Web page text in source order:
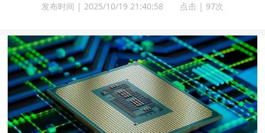
发布时间 | 2025/10/19 21:40:58 点击 | 97次